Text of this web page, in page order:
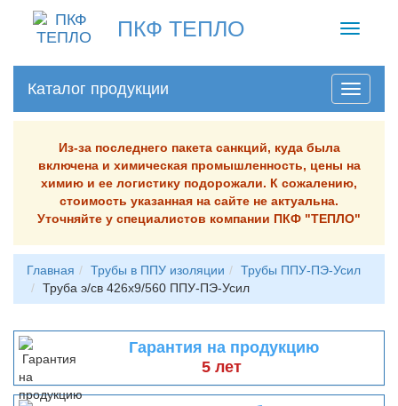
ПКФ ТЕПЛО
Toggle
Каталог продукции
Из-за последнего пакета санкций, куда была
включена и химическая промышленность, цены на
химию и ее логистику подорожали. К сожалению,
стоимость указанная на сайте не актуальна.
Уточняйте у специалистов компании ПКФ "ТЕПЛО"
Главная Трубы в ППУ изоляции
Трубы ППУ-ПЭ-Усил
Труба э/св 426х9/560 ППУ-ПЭ-Усил
Гарантия на продукцию
5 лет